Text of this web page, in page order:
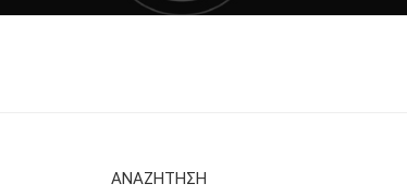
ΑΝΑΖΉΤΗΣΗ